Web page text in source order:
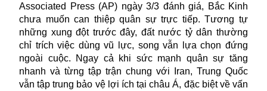
Associated Press (AP) ngày 3/3 đánh giá, Bắc Kinh
chưa muốn can thiệp quân sự trực tiếp. Tương tự
những xung đột trước đây, đất nước tỷ dân thường
chỉ trích việc dùng vũ lực, song vẫn lựa chọn đứng
ngoài cuộc. Ngay cả khi sức mạnh quân sự tăng
nhanh và từng tập trận chung với Iran, Trung Quốc
vẫn tập trung bảo vệ lợi ích tại châu Á, đặc biệt về vấn